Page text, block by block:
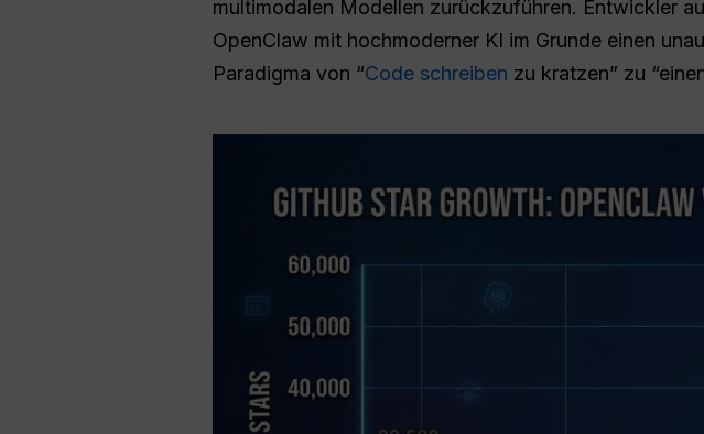
multimodalen Modellen zurückzuführen. Entwickler
OpenClaw mit hochmoderner KI im Grunde einen
Paradigma von “Code schreiben zu kratzen” zu